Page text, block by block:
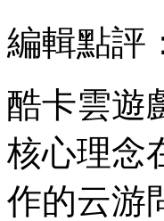
編輯點評
酷卡雲遊
核心理念
作的云游